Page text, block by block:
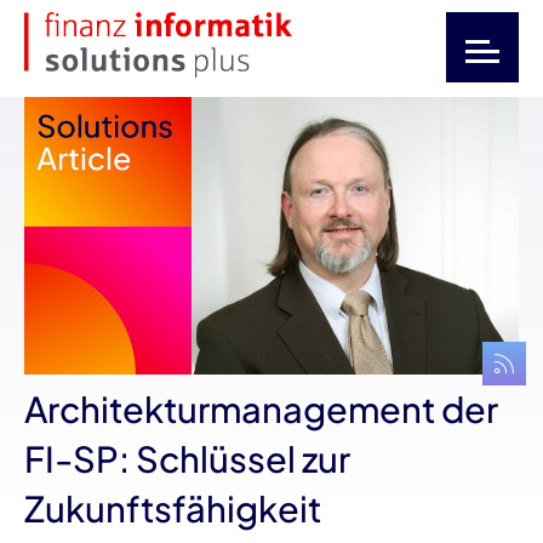
Architekturmanagement der
FI-SP: Schlüssel zur
Zukunftsfähigkeit